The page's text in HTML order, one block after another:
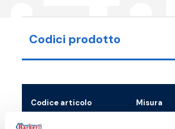
Codici prodotto
Codice articolo Misura